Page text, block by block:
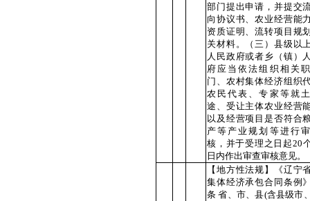
部门提出申请，并提交
向协议书、农业经营能
资质证明、流转项目规
关材料。（三）县级以
人民政府或者乡（镇）
府应当依法组织相关
门、农村集体经济组织
农民代表、专家等就
途、受让主体农业经营
以及经营项目是否符合
产等产业规划等进行
核，并于受理之日起20
日内作出审查审核意见。
【地方性法规】《辽宁
集体经济承包合同条例
条 省、市、县(含县级市